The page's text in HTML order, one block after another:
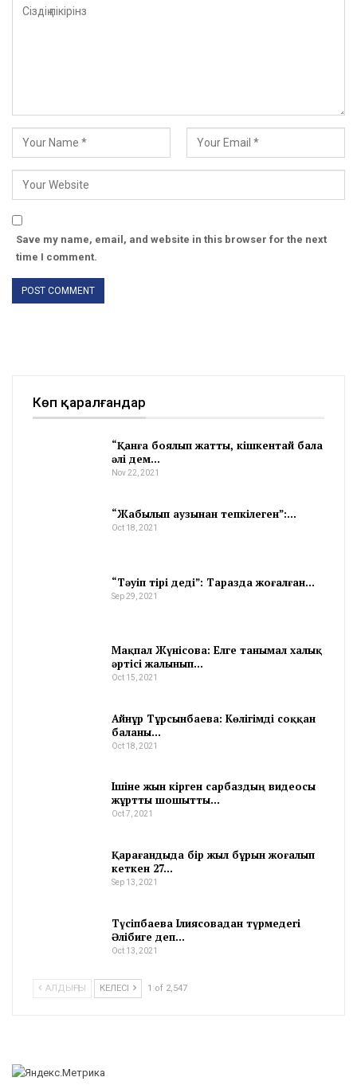
Save my name, email, and website in this browser for the next
time I comment.
Көп қаралғандар
“Қанға боялып жатты, кішкентай бала
әлі дем…
Nov 22, 2021
“Жабылып аузынан тепкілеген”:…
Oct 18, 2021
“Тәуіп тірі деді”: Таразда жоғалған…
Sep 29, 2021
Мақпал Жүнісова: Елге танымал халық
әртісі жалынып…
Oct 15, 2021
Айнұр Тұрсынбаева: Көлігімді соққан
баланы…
Oct 18, 2021
Ішіне жын кірген сарбаздың видеосы
жұртты шошытты…
Oct 7, 2021
Қарағандыда бір жыл бұрын жоғалып
кеткен 27…
Sep 13, 2021
Түсіпбаева Ілиясовадан түрмедегі
Әлібиге деп…
Oct 13, 2021
АЛДЫҢҒЫ КЕЛЕСІ 1 of 2,547